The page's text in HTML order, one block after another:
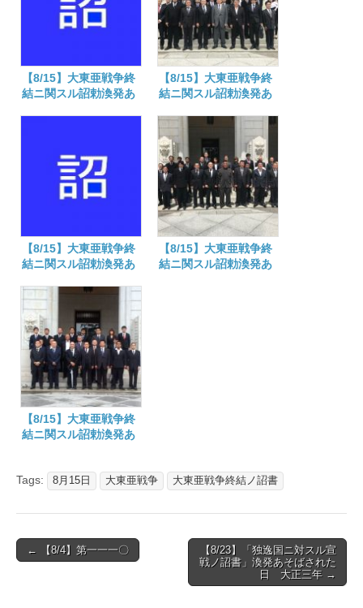
【8/15】大東亜戦争終
結ニ関スル詔勅渙発あ
【8/15】大東亜戦争終
結ニ関スル詔勅渙発あ
【8/15】大東亜戦争終
結ニ関スル詔勅渙発あ
【8/15】大東亜戦争終
結ニ関スル詔勅渙発あ
【8/15】大東亜戦争終
結ニ関スル詔勅渙発あ
Tags: 8月15日 大東亜戦争 大東亜戦争終結ノ詔書
Post← 【8/4】第一一一〇
【8/23】「独逸国ニ対スル宣
戦ノ詔書」渙発あそばされた
日 大正三年 →